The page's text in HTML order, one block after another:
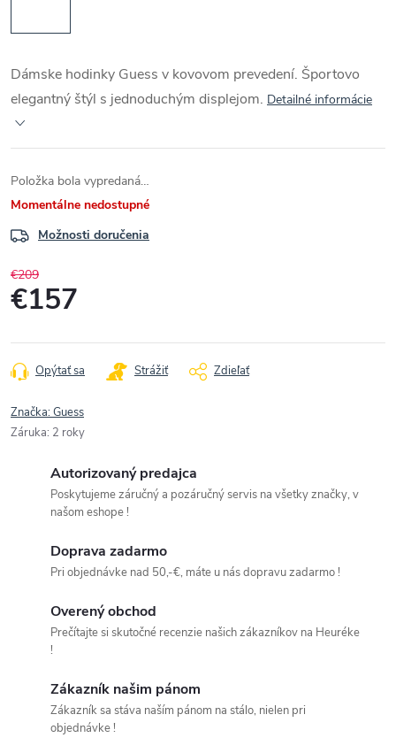
Dámske hodinky Guess v kovovom prevedení. Športovo
elegantný štýl s jednoduchým displejom. Detailné informácie
Položka bola vypredaná…
Momentálne nedostupné
Možnosti doručenia
€209
€157
cena:
Opýtať sa Strážiť Zdieľať
Značka:Guess
Záruka: 2 roky
Autorizovaný predajca
Poskytujeme záručný a pozáručný servis na všetky značky, v
našom eshope !
Doprava zadarmo
Pri objednávke nad 50,-€, máte u nás dopravu zadarmo !
Overený obchod
Prečítajte si skutočné recenzie našich zákazníkov na Heuréke
!
Zákazník našim pánom
Zákazník sa stáva naším pánom na stálo, nielen pri
objednávke !